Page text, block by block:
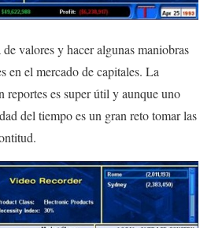
valores y hacer algunas maniobras
en el mercado de capitales. La
reportes es super útil y aunque uno
del tiempo es un gran reto tomar las